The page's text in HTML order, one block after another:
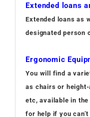
Extended loans
Extended loans as
designated person
Ergonomic
You will find a
as chairs or
etc, available in
for help if you